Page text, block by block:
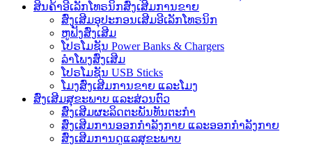
ສິນຄ້າອີເລັກໂທຣນິກສົ່ງເສີມການຂາຍ
ສົ່ງເສີມອຸປະກອນເສີມອີເລັກໂທຣນິກ
ຫູຟັງສົ່ງເສີມ
ໂປຣໂມຊັນ Power Banks & Chargers
ລໍາໂພງສົ່ງເສີມ
ໂປຣໂມຊັນ USB Sticks
ໂມງສົ່ງເສີມການຂາຍ ແລະໂມງ
ສົ່ງເສີມສຸຂະພາບ ແລະສ່ວນຕົວ
ສົ່ງເສີມຜະລິດຕະພັນທັນຕະກໍາ
ສົ່ງເສີມການອອກກຳລັງກາຍ ແລະອອກກຳລັງກາຍ
ສົ່ງເສີມການດູແລສຸຂະພາບ